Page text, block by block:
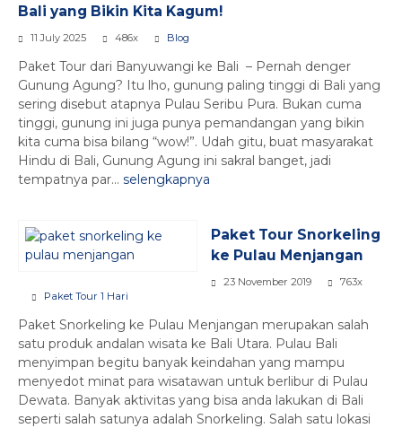
Bali yang Bikin Kita Kagum!
11 July 2025 486x Blog
Paket Tour dari Banyuwangi ke Bali – Pernah denger
Gunung Agung? Itu lho, gunung paling tinggi di Bali yang
sering disebut atapnya Pulau Seribu Pura. Bukan cuma
tinggi, gunung ini juga punya pemandangan yang bikin
kita cuma bisa bilang “wow!”. Udah gitu, buat masyarakat
Hindu di Bali, Gunung Agung ini sakral banget, jadi
tempatnya par... selengkapnya
Paket Tour Snorkeling
ke Pulau Menjangan
23 November 2019
763x
Paket Tour 1 Hari
Paket Snorkeling ke Pulau Menjangan merupakan salah
satu produk andalan wisata ke Bali Utara. Pulau Bali
menyimpan begitu banyak keindahan yang mampu
menyedot minat para wisatawan untuk berlibur di Pulau
Dewata. Banyak aktivitas yang bisa anda lakukan di Bali
seperti salah satunya adalah Snorkeling. Salah satu lokasi